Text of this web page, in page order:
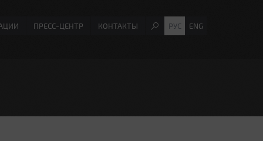
ПРЕСС-ЦЕНТР КОНТАКТЫ РУС ENG